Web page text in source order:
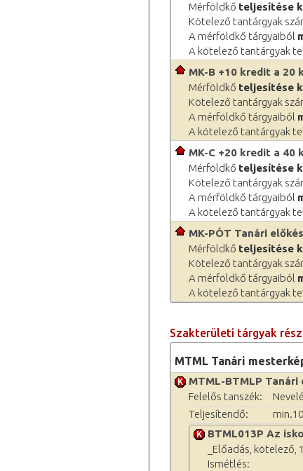
Mérföldkő teljesítése
Kötelező tantárgyak
A mérföldkő tárgyaiból
A kötelező tantárgyak
MK-B +10 kredit a 20
Mérföldkő teljesítése
Kötelező tantárgyak
A mérföldkő tárgyaiból
A kötelező tantárgyak
MK-C +20 kredit a 40
Mérföldkő teljesítése
Kötelező tantárgyak
A mérföldkő tárgyaiból
A kötelező tantárgyak
MK-PÓT Tanári
Mérföldkő teljesítése
Kötelező tantárgyak
A mérföldkő tárgyaiból
A kötelező tantárgyak
Szakterületi tárgyak
MTML Tanári
MTML-BTMLP
Felelős tanszék:
Teljesítendő:
BTML013P Az
_Előadás, kötelező,
Ismétlés: